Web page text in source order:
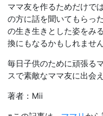
ママ友を作るためだけで
の方に話を聞いてもらっ
の生き生きとした姿をみ
換にもなるかもしれません
毎日子供のために頑張る
スで素敵なママ友に出会
著者：Mii